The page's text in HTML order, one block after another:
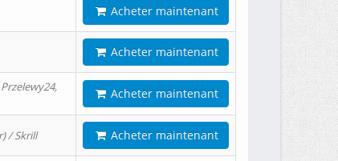
Acheter maintenant
Acheter maintenant
Acheter maintenant
/ Skrill Acheter maintenant